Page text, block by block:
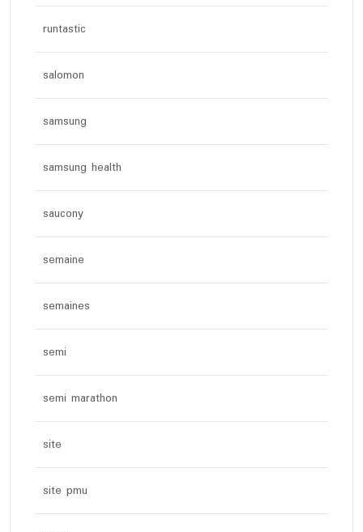
runtastic
salomon
samsung
samsung health
saucony
semaine
semaines
semi
semi marathon
site
site pmu